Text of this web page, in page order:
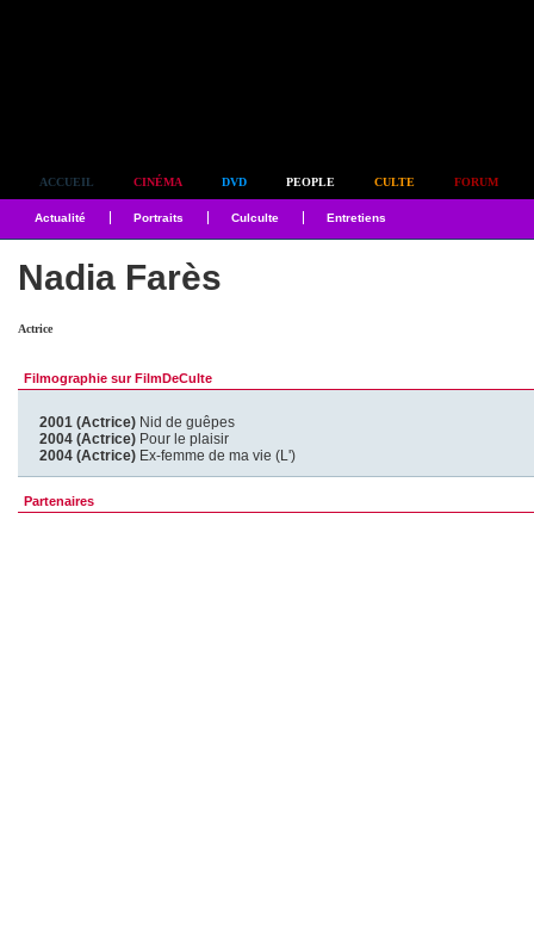
ACCUEIL CINÉMA DVD PEOPLE CULTE FORUM
Actualité Portraits Culculte Entretiens
Nadia Farès
Actrice
Filmographie sur FilmDeCulte
2001 (Actrice) Nid de guêpes
2004 (Actrice) Pour le plaisir
2004 (Actrice) Ex-femme de ma vie (L')
Partenaires